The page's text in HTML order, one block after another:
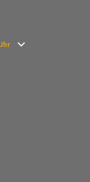
auszublenden